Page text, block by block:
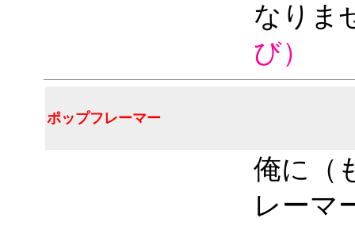
なりま
び）
ポップフレーマー
俺に（
レーマ